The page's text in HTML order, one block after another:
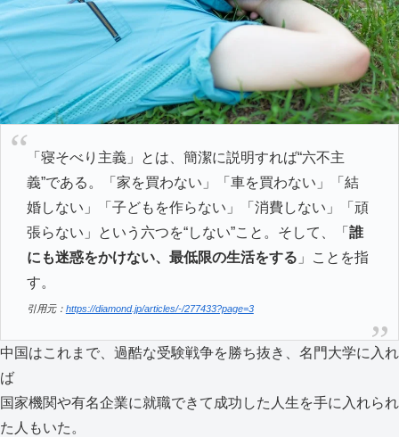
「寝そべり主義」とは、簡潔に説明すれば“六不主
義”である。「家を買わない」「車を買わない」「結
婚しない」「子どもを作らない」「消費しない」「頑
張らない」という六つを“しない”こと。そして、「 誰
にも迷惑をかけない、最低限の生活をする 」ことを指
す。
引用元： https://diamond.jp/articles/-/277433?page=3
中国はこれまで、過酷な受験戦争を勝ち抜き、名門大学に入れ
ば
国家機関や有名企業に就職できて成功した人生を手に入れられ
た人もいた。